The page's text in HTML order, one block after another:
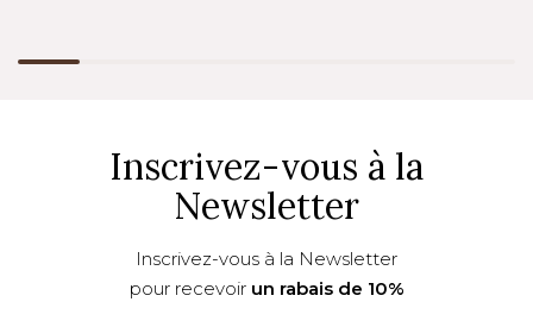
Inscrivez-vous à la
Newsletter
Inscrivez-vous à la Newsletter
pour recevoir un rabais de 10%